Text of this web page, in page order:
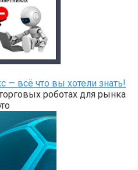
— всё что вы хотели знать!
роботах для рынка